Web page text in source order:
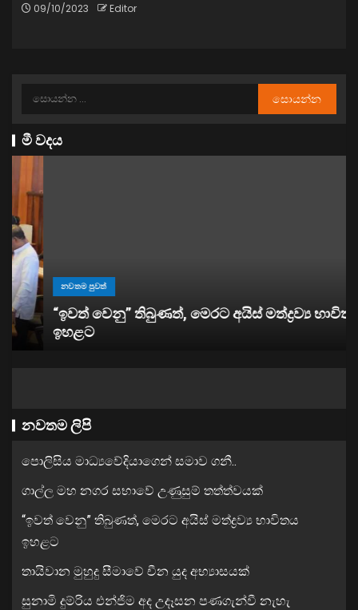
09/10/2023 Editor
මී වදය
නවතම පුවත්
“ඉවත් වෙනු” තිබුණත්, මෙරට අයිස් මත්ද්‍රව්‍ය භාවිතය
ඉහළට
නවතම ලිපි
පොලිසිය මාධ්‍යවේදියාගෙන් සමාව ගනී..
ගාල්ල මහ නගර සභාවේ උණුසුම් තත්ත්වයක්
“ඉවත් වෙනු” තිබුණත්, මෙරට අයිස් මත්ද්‍රව්‍ය භාවිතය
ඉහළට
තායිවාන මුහුදු සීමාවේ චීන යුද අභ්‍යාසයක්
සුනාමි දුම්රිය එන්ජිම අද උදෑසන පණගැන්වී නැහැ